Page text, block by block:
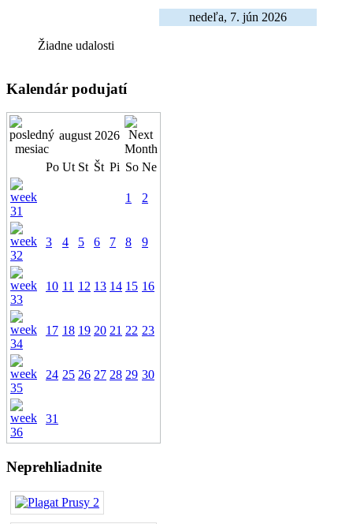
nedeľa, 7. jún 2026
Žiadne udalosti
Kalendár podujatí
august 2026
Po Ut St Št Pi So Ne
1 2
3 4 5 6 7 8 9
10 11 12 13 14 15 16
17 18 19 20 21 22 23
24 25 26 27 28 29 30
31
Neprehliadnite